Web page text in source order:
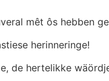
mêt ôs hebben
herinneringe!
de hertelikke